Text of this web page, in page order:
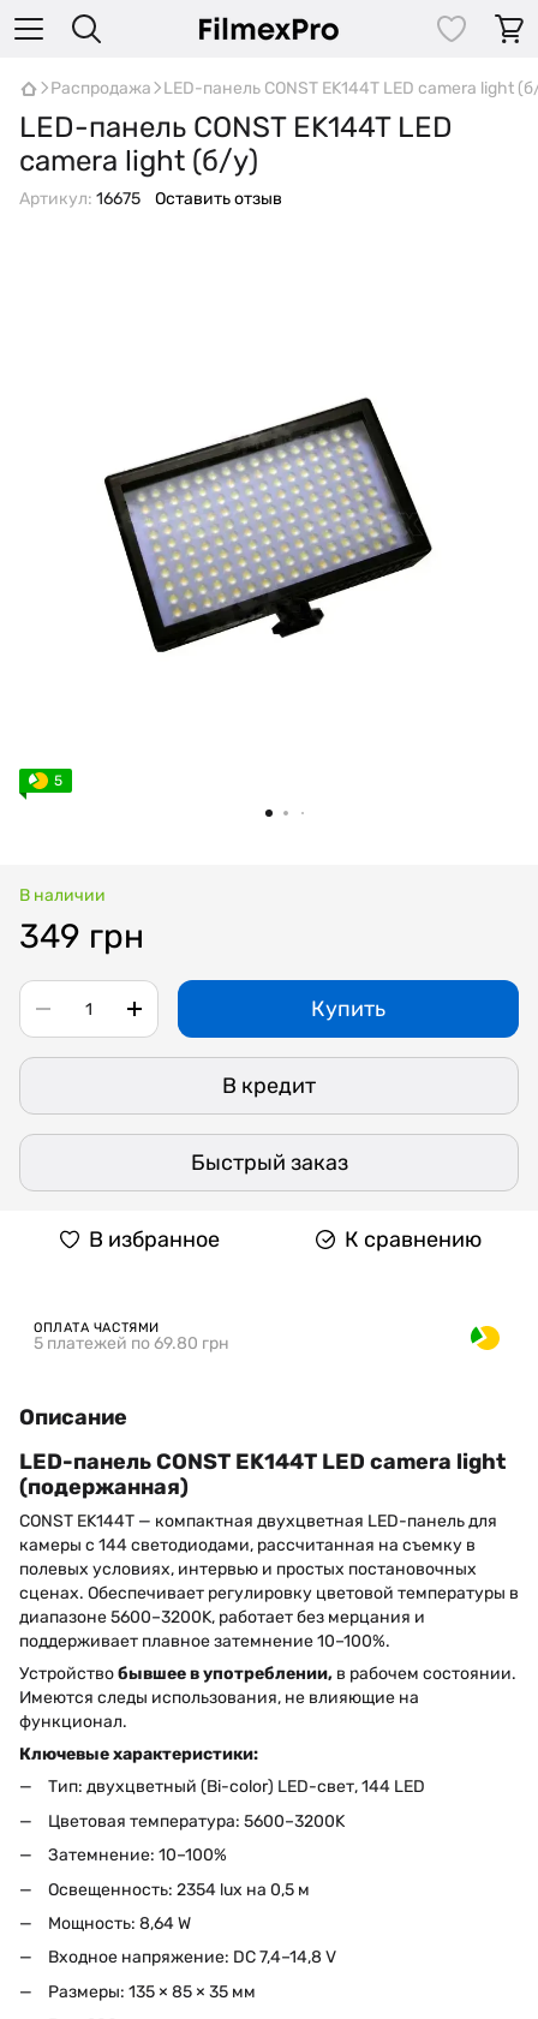
Распродажа LED-панель CONST EK144T LED camera light
LED-панель CONST EK144T LED
camera light (б/у)
Артикул: 16675 Оставить отзыв
5
В наличии
349 грн
Купить
В кредит
Быстрый заказ
В избранное К сравнению
ОПЛАТА ЧАСТЯМИ
5 платежей по 69.80 грн
Описание
LED-панель CONST EK144T LED camera light
(подержанная)
CONST EK144T — компактная двухцветная LED-панель для
камеры с 144 светодиодами, рассчитанная на съемку в
полевых условиях, интервью и простых постановочных
сценах. Обеспечивает регулировку цветовой температуры в
диапазоне 5600–3200K, работает без мерцания и
поддерживает плавное затемнение 10–100%.
Устройствобывшее в употреблении, в рабочем состоянии.
Имеются следы использования, не влияющие на
функционал.
Ключевые характеристики:
Тип: двухцветный (Bi-color) LED-свет, 144 LED
Цветовая температура: 5600–3200K
Затемнение: 10–100%
Освещенность: 2354 lux на 0,5 м
Мощность: 8,64 W
Входное напряжение: DC 7,4–14,8 V
Размеры: 135 × 85 × 35 мм